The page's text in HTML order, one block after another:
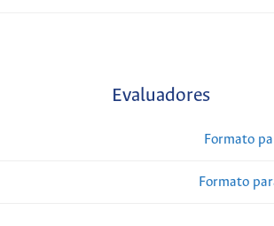
Evaluadores
Formato
Formato